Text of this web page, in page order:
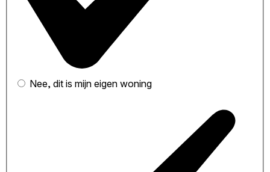
Nee, dit is mijn eigen woning